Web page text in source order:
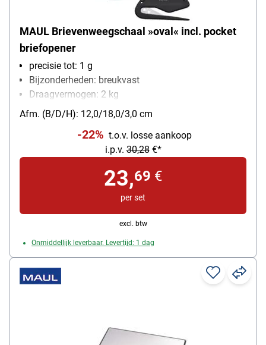
MAUL Brievenweegschaal »oval« incl. pocket
briefopener
precisie tot: 1 g
Bijzonderheden: breukvast
Draagvermogen: 2 kg
soort batterij: 3V-Lithium-Batterij
Afm. (B/D/H): 12,0/18,0/3,0 cm
-22% t.o.v. losse aankoop
i.p.v.30,28€*
23,69 €
per set
excl. btw
Onmiddellijk leverbaar. Levertijd: 1 dag